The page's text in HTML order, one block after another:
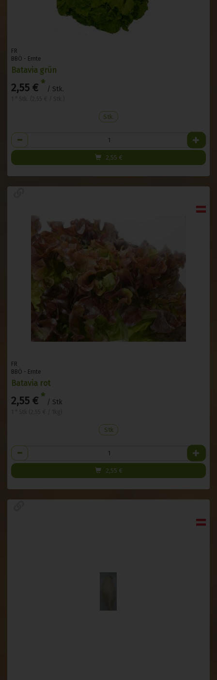
FR
BBÖ - Ernte
Batavia grün
2,55 € * / Stk.
Stk.
Anzahl
2,55 €
FR
BBÖ - Ernte
Batavia rot
2,55 € * / Stk
Stk
Anzahl
2,55 €